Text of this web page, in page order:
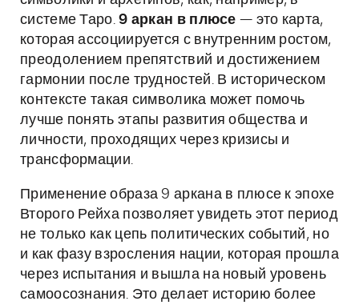
системе Таро.9 аркан в плюсе — это карта,
которая ассоциируется с внутренним ростом,
преодолением препятствий и достижением
гармонии после трудностей. В историческом
контексте такая символика может помочь
лучше понять этапы развития общества и
личности, проходящих через кризисы и
трансформации.
Применение образа 9 аркана в плюсе к эпохе
Второго Рейха позволяет увидеть этот период
не только как цепь политических событий, но
и как фазу взросления нации, которая прошла
через испытания и вышла на новый уровень
самоосознания. Это делает историю более